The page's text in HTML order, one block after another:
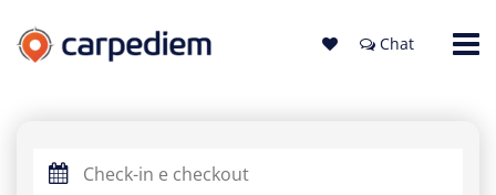
Chat